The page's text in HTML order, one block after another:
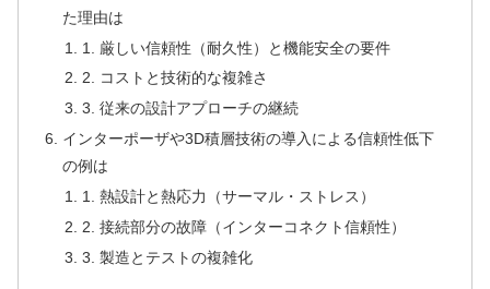
た理由は
1. 厳しい信頼性（耐久性）と機能安全の要件
2. コストと技術的な複雑さ
3. 従来の設計アプローチの継続
インターポーザや3D積層技術の導入による信頼性低下
の例は
1. 熱設計と熱応力（サーマル・ストレス）
2. 接続部分の故障（インターコネクト信頼性）
3. 製造とテストの複雑化